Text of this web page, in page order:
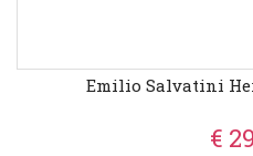
Emilio Salvatini
€